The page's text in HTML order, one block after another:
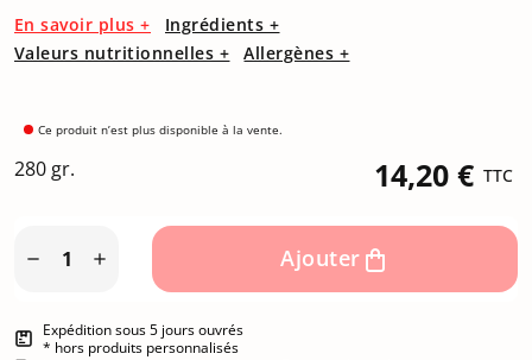
En savoir plus +
Ingrédients +
Valeurs nutritionnelles +
Allergènes +
Ce produit n’est plus disponible à la vente.
280 gr. 14,20 € TTC
  Ajouter
Expédition sous 5 jours ouvrés
* hors produits personnalisés